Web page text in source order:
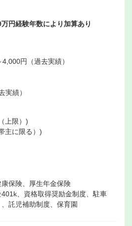
円経験年数により加算あり
円（過去実績）
実績）
上限）)
主に限る）)
保険、厚生年金保険
、資格取得奨励金制度、駐車
託児補助制度、保育園